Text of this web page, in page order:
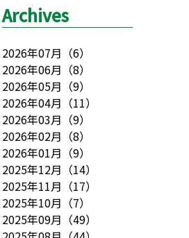
Archives
2026年07月 （6）
2026年06月 （8）
2026年05月 （9）
2026年04月 （11）
2026年03月 （9）
2026年02月 （8）
2026年01月 （9）
2025年12月 （14）
2025年11月 （17）
2025年10月 （7）
2025年09月 （49）